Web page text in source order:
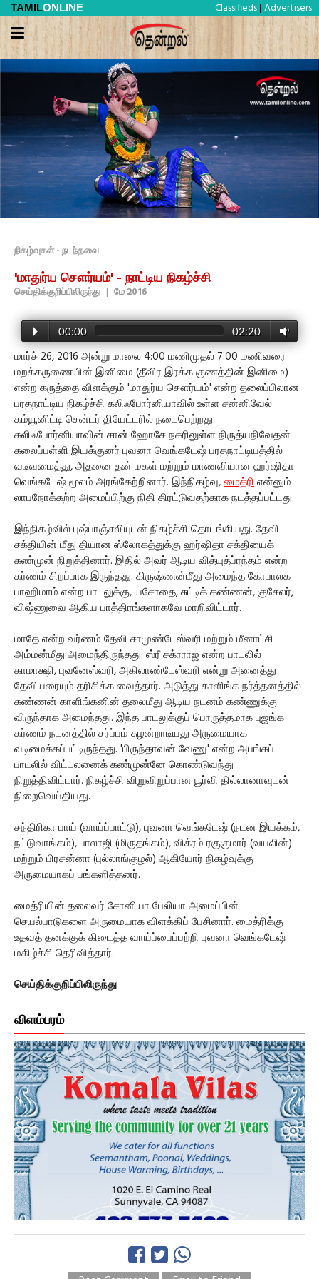
TAMILONLINE Classifieds | Advertisers
நிகழ்வுகள் - நடந்தவை
'மாதுர்ய சௌர்யம்' - நாட்டிய நிகழ்ச்சி
செய்திக்குறிப்பிலிருந்து | மே 2016
00:00 02:20
மார்ச் 26, 2016 அன்று மாலை 4:00 மணிமுதல் 7:00 மணிவரை
மறக்கருணையின் இனிமை (தீவிர இரக்க குணத்தின் இனிமை)
என்ற கருத்தை விளக்கும் 'மாதுர்ய சௌர்யம்' என்ற தலைப்பிலான
பரதநாட்டிய நிகழ்ச்சி கலிஃபோர்னியாவில் உள்ள சன்னிவேல்
கம்யூனிட்டி சென்டர் தியேட்டரில் நடைபெற்றது.
கலிஃபோர்னியாவின் சான் ஹோசே நகரிலுள்ள நிருத்யநிவேதன்
கலைப்பள்ளி இயக்குனர் புவனா வெங்கடேஷ் பரதநாட்டியத்தில்
வடிவமைத்து, அதனை தன் மகள் மற்றும் மாணவியான ஹர்ஷிதா
வெங்கடேஷ் மூலம் அரங்கேற்றினார். இந்நிகழ்வு,மைத்ரிஎன்னும்
லாபநோக்கற்ற அமைப்பிற்கு நிதி திரட்டுவதற்காக நடத்தப்பட்டது.
இந்நிகழ்வில் புஷ்பாஞ்சலியுடன் நிகழ்ச்சி தொடங்கியது. தேவி
சக்தியின் மீது தியான ஸ்லோகத்துக்கு ஹர்ஷிதா சக்தியைக்
கண்முன் நிறுத்தினார். இதில் அவர் ஆடிய வித்யுத்ப்ரந்தம் என்ற
கர்ணம் சிறப்பாக இருந்தது. கிருஷ்ணன்மீது அமைந்த கோபாலக
பாஹிமாம் என்ற பாடலுக்கு, யசோதை, சுட்டிக் கண்ணன், குசேலர்,
விஷ்ணுவை ஆகிய பாத்திரங்களாகவே மாறிவிட்டார்.
மாதே என்ற வர்ணம் தேவி சாமுண்டேஸ்வரி மற்றும் மீனாட்சி
அம்மன்மீது அமைந்திருந்தது. ஸ்ரீ சக்ரராஜ என்ற பாடலில்
காமாக்ஷி, புவனேஸ்வரி, அகிலாண்டேஸ்வரி என்று அனைத்து
தேவியரையும் தரிசிக்க வைத்தார். அடுத்து காளிங்க நர்த்தனத்தில்
கண்ணன் காளிங்கனின் தலைமீது ஆடிய நடனம் கண்ணுக்கு
விருந்தாக அமைந்தது. இந்த பாடலுக்குப் பொருத்தமாக புஜங்க
கர்ணம் நடனத்தில் சர்ப்பம் சுழன்றாடியது அருமையாக
வடிமைக்கப்பட்டிருந்தது. 'பிருந்தாவன் வேணு' என்ற அபங்கப்
பாடலில் விட்டலனைக் கண்முன்னே கொண்டுவந்து
நிறுத்திவிட்டார். நிகழ்ச்சி விறுவிறுப்பான பூர்வி தில்லானாவுடன்
நிறைவெய்தியது.
சந்திரிகா பாய் (வாய்ப்பாட்டு), புவனா வெங்கடேஷ் (நடன இயக்கம்,
நட்டுவாங்கம்), பாலாஜி (மிருதங்கம்), விக்ரம் ரகுகுமார் (வயலின்)
மற்றும் பிரசன்னா (புல்லாங்குழல்) ஆகியோர் நிகழ்வுக்கு
அருமையாகப் பங்களித்தனர்.
மைத்ரியின் தலைவர் சோனியா பேலியா அமைப்பின்
செயல்பாடுகளை அருமையாக விளக்கிப் பேசினார். மைத்ரிக்கு
உதவத் தனக்குக் கிடைத்த வாய்ப்பைப்பற்றி புவனா வெங்கடேஷ்
மகிழ்ச்சி தெரிவித்தார்.
செய்திக்குறிப்பிலிருந்து
விளம்பரம்